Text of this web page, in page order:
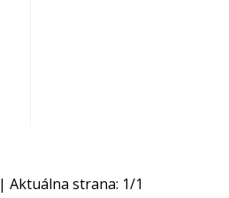
| Aktuálna strana: 1/1